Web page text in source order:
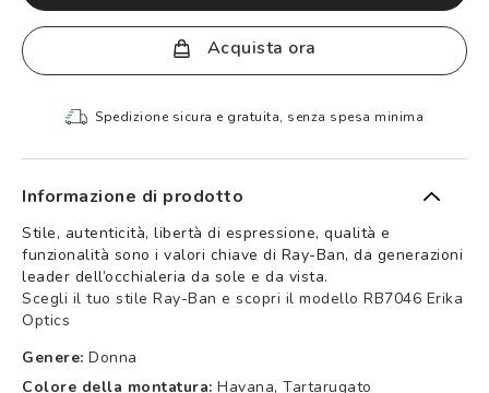
Acquista ora
Spedizione sicura e gratuita, senza spesa minima
Informazione di prodotto
Stile, autenticità, libertà di espressione, qualità e
funzionalità sono i valori chiave di Ray-Ban, da generazioni
leader dell’occhialeria da sole e da vista.
Scegli il tuo stile Ray-Ban e scopri il modello RB7046 Erika
Optics
Genere: Donna
Colore della montatura: Havana, Tartarugato